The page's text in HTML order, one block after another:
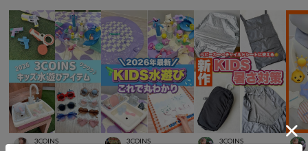
3COINS 3COINS 3COINS